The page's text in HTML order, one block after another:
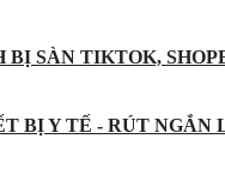
SÀN TIKTOK,
BỊ Y TẾ - RÚT